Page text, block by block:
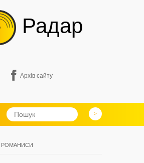
Радар
Архів сайту
РОМАНИСИ